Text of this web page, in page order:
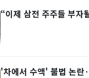
“이제 삼전 주주들 부
'차에서 수액' 불법 논